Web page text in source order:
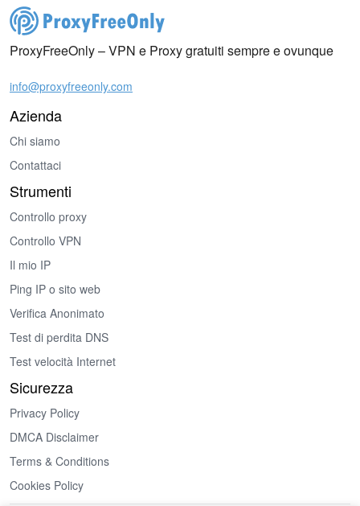
ProxyFreeOnly – VPN e Proxy gratuiti sempre e ovunque
info@proxyfreeonly.com
Azienda
Chi siamo
Contattaci
Strumenti
Controllo proxy
Controllo VPN
Il mio IP
Ping IP o sito web
Verifica Anonimato
Test di perdita DNS
Test velocità Internet
Sicurezza
Privacy Policy
DMCA Disclaimer
Terms & Conditions
Cookies Policy